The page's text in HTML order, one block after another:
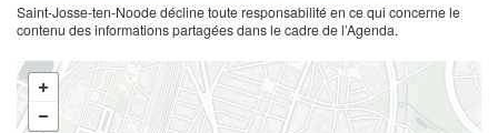
Saint-Josse-ten-Noode décline toute responsabilité en ce qui concerne le
contenu des informations partagées dans le cadre de l’Agenda.